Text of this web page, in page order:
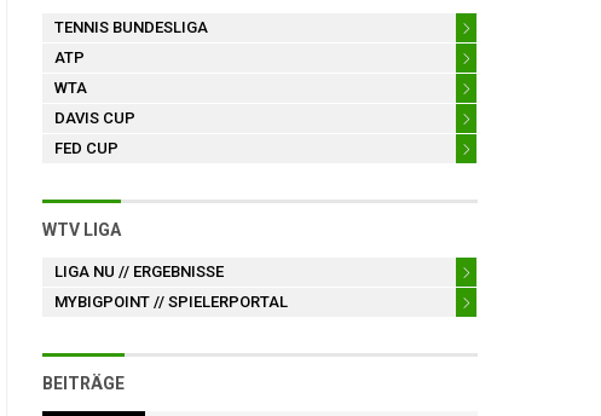
TENNIS BUNDESLIGA
ATP
WTA
DAVIS CUP
FED CUP
WTV LIGA
LIGA NU // ERGEBNISSE
MYBIGPOINT // SPIELERPORTAL
BEITRÄGE